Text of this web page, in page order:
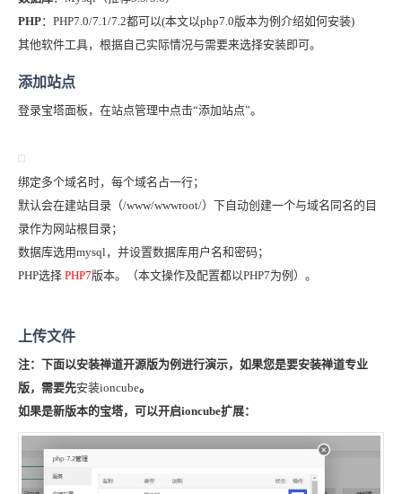
PHP：PHP7.0/7.1/7.2都可以(本文以php7.0版本为例介绍如何安装)
其他软件工具，根据自己实际情况与需要来选择安装即可。
添加站点
登录宝塔面板，在站点管理中点击“添加站点”。
绑定多个域名时，每个域名占一行；
默认会在建站目录（/www/wwwroot/）下自动创建一个与域名同名的目
录作为网站根目录；
数据库选用mysql，并设置数据库用户名和密码；
PHP选择 PHP7版本。（本文操作及配置都以PHP7为例）。
上传文件
注：下面以安装禅道开源版为例进行演示，如果您是要安装禅道专业
版，需要先安装ioncube。
如果是新版本的宝塔，可以开启ioncube扩展：